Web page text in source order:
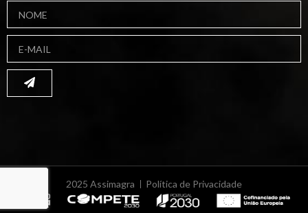
2025 Assimagra Política de Privacidade